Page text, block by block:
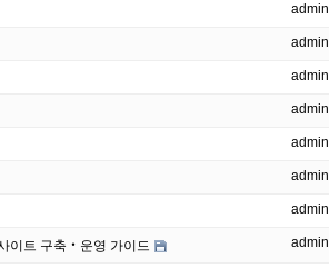
admin
admin
admin
admin
admin
admin
admin
웹사이트 발주자관리자를 위한 행정공공기관 웹사이트 구축‧운영 가이드 admin